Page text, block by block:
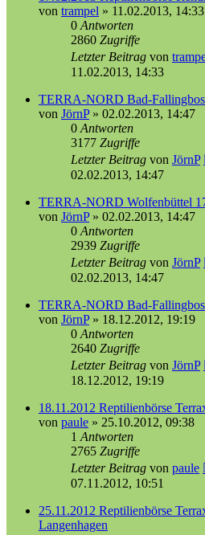
von trampel » 11.02.2013, 14:33
0 Antworten
2860 Zugriffe
Letzter Beitrag von
11.02.2013, 14:33
TERRA-NORD Bad-
von JörnP» 02.02.2013, 14:47
0 Antworten
3177 Zugriffe
Letzter Beitrag von JörnP
02.02.2013, 14:47
TERRA-NORD Wolfenbüttel
von JörnP» 02.02.2013, 14:47
0 Antworten
2939 Zugriffe
Letzter Beitrag von JörnP
02.02.2013, 14:47
TERRA-NORD Bad-
von JörnP» 18.12.2012, 19:19
0 Antworten
2640 Zugriffe
Letzter Beitrag von JörnP
18.12.2012, 19:19
18.11.2012 Reptilienbörse
von paule » 25.10.2012, 09:38
1 Antworten
2765 Zugriffe
Letzter Beitrag von paule
07.11.2012, 10:51
25.11.2012 Reptilienbörse
Langenhagen